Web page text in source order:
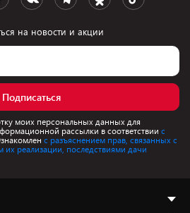
на новости и акции
Подписаться
моих персональных данных для
рассылки в соответствии с
с разъяснением прав, связанных с
реализации, последствиями дачи